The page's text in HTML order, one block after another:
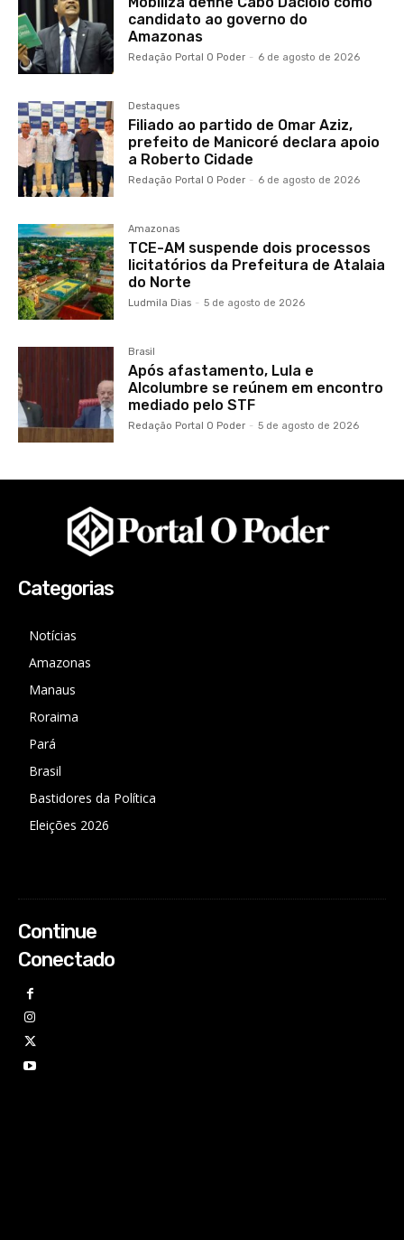
candidato ao governo do
Amazonas
Redação Portal O Poder - 6 de agosto de 2026
Destaques
Filiado ao partido de Omar Aziz,
prefeito de Manicoré declara apoio
a Roberto Cidade
Redação Portal O Poder - 6 de agosto de 2026
Amazonas
TCE-AM suspende dois processos
licitatórios da Prefeitura de Atalaia
do Norte
Ludmila Dias - 5 de agosto de 2026
Brasil
Após afastamento, Lula e
Alcolumbre se reúnem em encontro
mediado pelo STF
Redação Portal O Poder - 5 de agosto de 2026
Categorias
Notícias
Amazonas
Manaus
Roraima
Pará
Brasil
Bastidores da Política
Eleições 2026
Continue
Conectado